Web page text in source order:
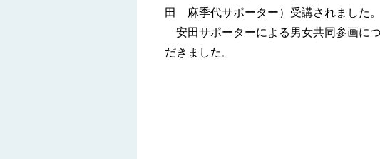
田 麻季代サポーター）受講されました。
安田サポーターによる男女共同参画に
だきました。